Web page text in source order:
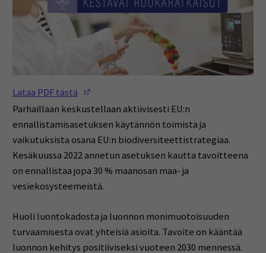
Lataa PDF tästä
Parhaillaan keskustellaan aktiivisesti EU:n
ennallistamisasetuksen käytännön toimista ja
vaikutuksista osana EU:n biodiversiteettistrategiaa.
Kesäkuussa 2022 annetun asetuksen kautta tavoitteena
on ennallistaa jopa 30 % maanosan maa- ja
vesiekosysteemeistä.
Huoli luontokadosta ja luonnon monimuotoisuuden
turvaamisesta ovat yhteisiä asioita. Tavoite on kääntää
luonnon kehitys positiiviseksi vuoteen 2030 mennessä.